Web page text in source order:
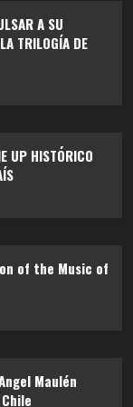
A SU
TRILOGÍA DE
UP HISTÓRICO
of the Music of
Maulén